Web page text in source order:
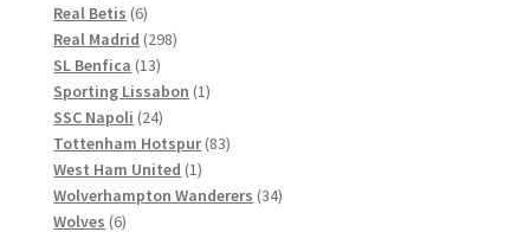
Real Betis 66
Produkte
Real Madrid 298298
SL Benfica 1313
Produkte
Sporting Lissabon 11
SSC Napoli 2424
Produkte
Tottenham Hotspur 8383
West Ham United 11
Produkt
Wolverhampton Wanderers 3434
Wolves 66